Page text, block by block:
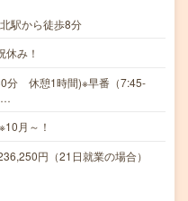
駅から徒歩8分
み！
分 休憩1時間)※早番（7:45-
…
月～！
円（21日就業の場合）